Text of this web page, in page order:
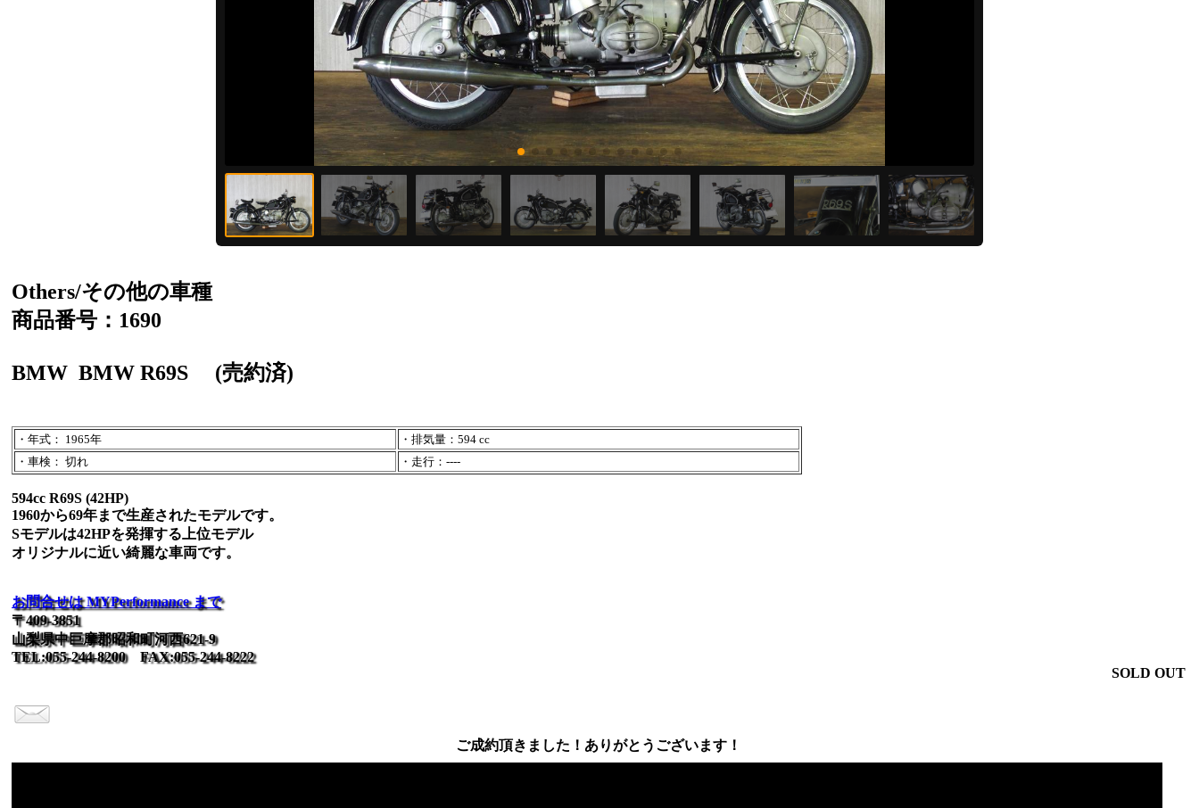
Others/その他の車種
商品番号：1690
BMW BMW R69S (売約済)
・年式： 1965年
・排気量：594 cc
・車検： 切れ
・走行：----
594cc R69S (42HP)
1960から69年まで生産されたモデルです。
Sモデルは42HPを発揮する上位モデル
オリジナルに近い綺麗な車両です。
お問合せは MYPerformance まで
〒409-3851
山梨県中巨摩郡昭和町河西621-9
TEL:055-244-8200 FAX:055-244-8222
SOLD OUT
ご成約頂きました！ありがとうございます！